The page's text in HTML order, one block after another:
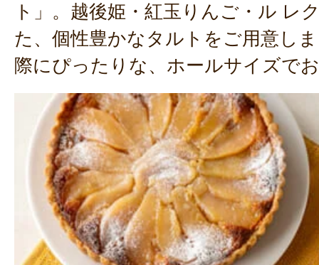
ト」。越後姫・紅玉りんご・ル レ
た、個性豊かなタルトをご用意し
際にぴったりな、ホールサイズで